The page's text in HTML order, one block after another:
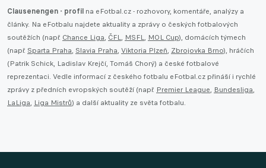
Clausenengen - profil na eFotbal.cz - rozhovory, komentáře, analýzy a
články. Na eFotbalu najdete aktuality a zprávy o českých fotbalových
soutěžích (např. Chance Liga, ČFL, MSFL, MOL Cup), domácích týmech
(např. Sparta Praha, Slavia Praha, Viktoria Plzeň, Zbrojovka Brno), hráčích
(Patrik Schick, Ladislav Krejčí, Tomáš Chorý) a české fotbalové
reprezentaci. Vedle informací z českého fotbalu eFotbal.cz přináší i rychlé
zprávy z předních evropských soutěží (např. Premier League, Bundesliga,
LaLiga, Liga Mistrů) a další aktuality ze světa fotbalu.